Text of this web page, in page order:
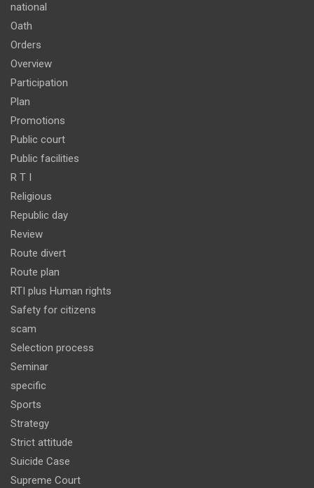
national
Oath
Orders
Overview
Participation
Plan
Promotions
Public court
Public facilities
R T I
Religious
Republic day
Review
Route divert
Route plan
RTI plus Human rights
Safety for citizens
scam
Selection process
Seminar
specific
Sports
Strategy
Strict attitude
Suicide Case
Supreme Court